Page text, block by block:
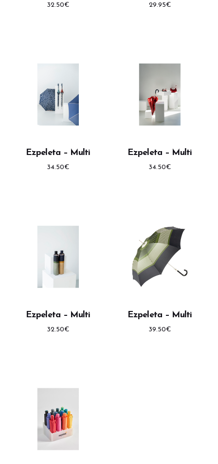
32.50€ 29.95€
Ezpeleta – Multi
34.50€
Ezpeleta – Multi
34.50€
Ezpeleta – Multi
32.50€
Ezpeleta – Multi
39.50€